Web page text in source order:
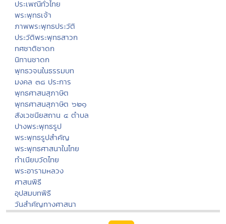
พจนานุกรมพุทธศาสน์
มิลินทปัญหา
เสียงธรรม
สถานีเพลงธรรมะ
เพลงธรรมะ/ดนตรีสมาธิ
ธรรมะปฏิบัติ
คลังแสงแห่งธรรม
บทสวดมนต์
หลักธรรมนำสุขฯ
กรรมฐานประจำวันเกิด
ฮีต ๑๒ คอง ๑๔
งานบุญประจำปี
ประเพณีทั่วไทย
พระพุทธเจ้า
ภาพพระพุทธประวัติ
ประวัติพระพุทธสาวก
ทศชาติชาดก
นิทานชาดก
พุทธวจนในธรรมบท
มงคล ๓๘ ประการ